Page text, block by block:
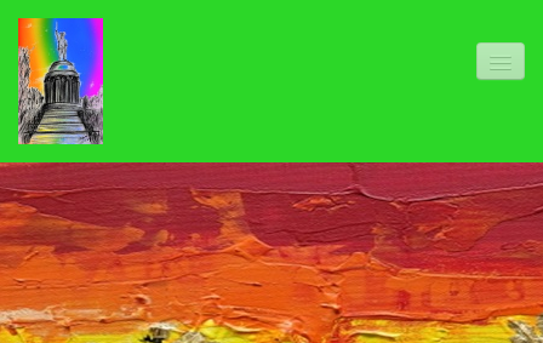
Startseite
Ausstellungen 2024